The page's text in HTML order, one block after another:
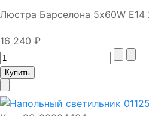
Люстра Барселона 5х60W E14
16 240 ₽